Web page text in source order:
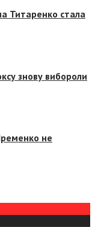
Титаренко стала
знову вибороли
не